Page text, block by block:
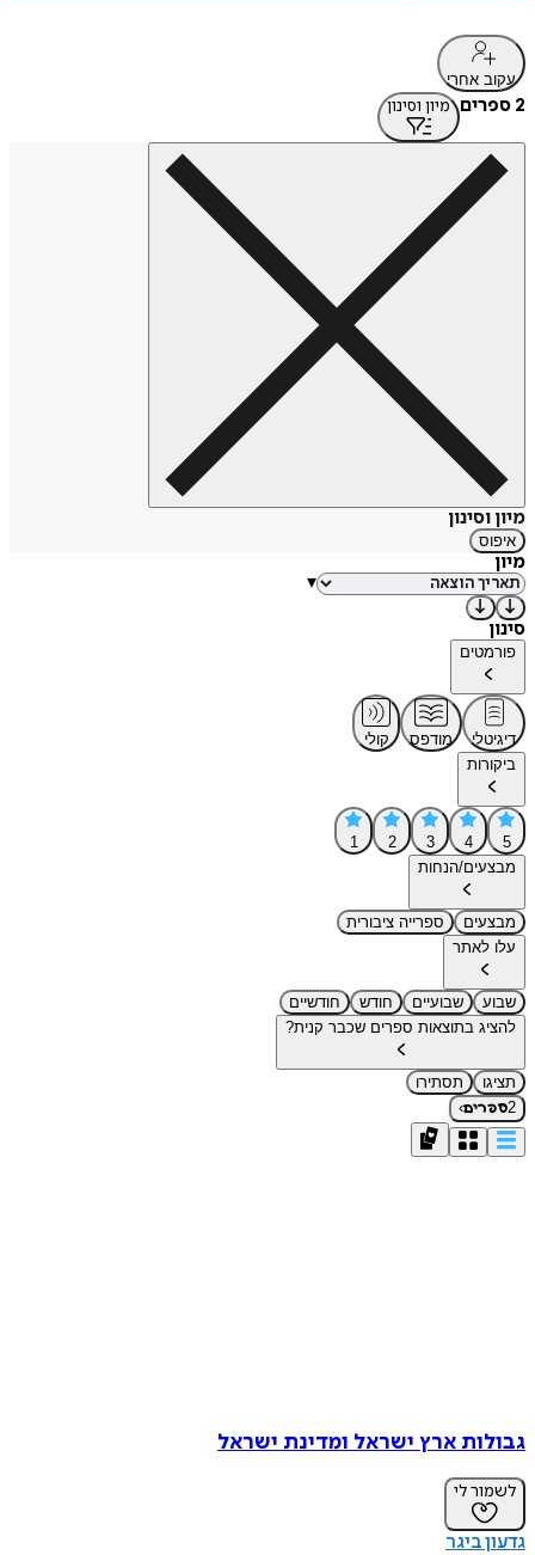
עקוב אחרי
2 ספרים מיון וסינון
מיון וסינון
איפוס
מיון
▾
סינון
פורמטים
דיגיטלי מודפס
קולי
ביקורות
5
4
3
2
1
מבצעים/הנחות
מבצעים
ספרייה ציבורית
עלו לאתר
שבוע שבועיים חודש
חודשיים
להציג בתוצאות ספרים שכבר קנית?
תציגו
תסתירו
2ספרים›
גבולות ארץ ישראל ומדינת ישראל
לשמור לי
גדעון ביגר